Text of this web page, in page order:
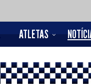
ATLETAS